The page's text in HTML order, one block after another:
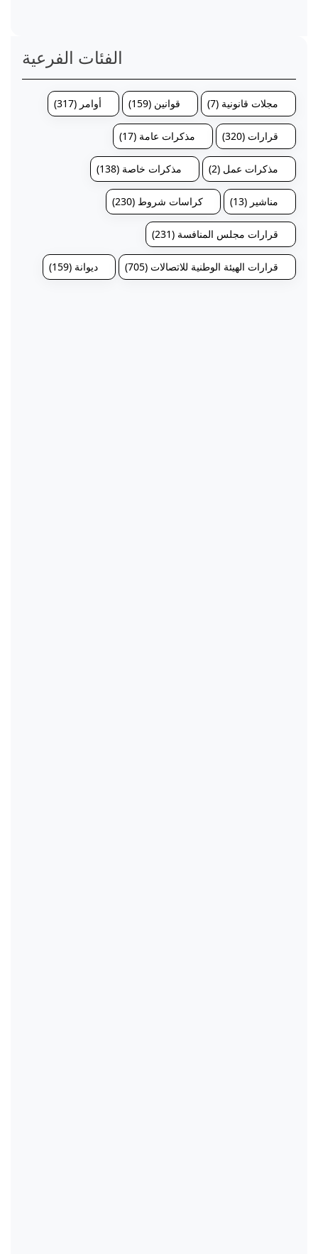
الفئات الفرعية
مجلات قانونية (7) قوانين (159) أوامر (317)
قرارات (320) مذكرات عامة (17)
مذكرات عمل (2) مذكرات خاصة (138)
مناشير (13) كراسات شروط (230)
قرارات مجلس المنافسة (231)
قرارات الهيئة الوطنية للاتصالات (705) ديوانة (159)